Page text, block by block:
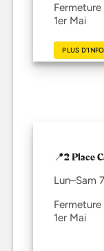
Fermeture
1er Mai
PLUS
📍2 Place
Lun–Sam
Fermeture
1er Mai